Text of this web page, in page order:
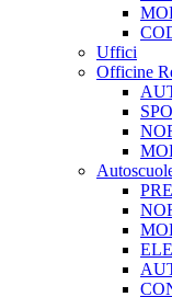
Uffici
Officine